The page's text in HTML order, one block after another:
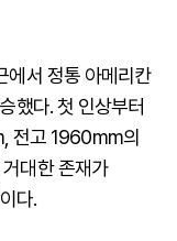
에서 정통 아메리칸
했다. 첫 인상부터
전고 1960mm의
대한 존재가
다.